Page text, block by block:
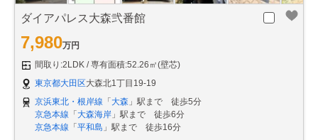
ダイアパレス大森弐番館
7,980万円
間取り:2LDK
専有面積:52.26㎡(壁芯)
東京都大田区大森北1丁目19-19
京浜東北・根岸線 「 大森 」駅まで 徒歩5分
京急本線 「 大森海岸 」駅まで 徒歩6分
京急本線 「 平和島 」駅まで 徒歩16分